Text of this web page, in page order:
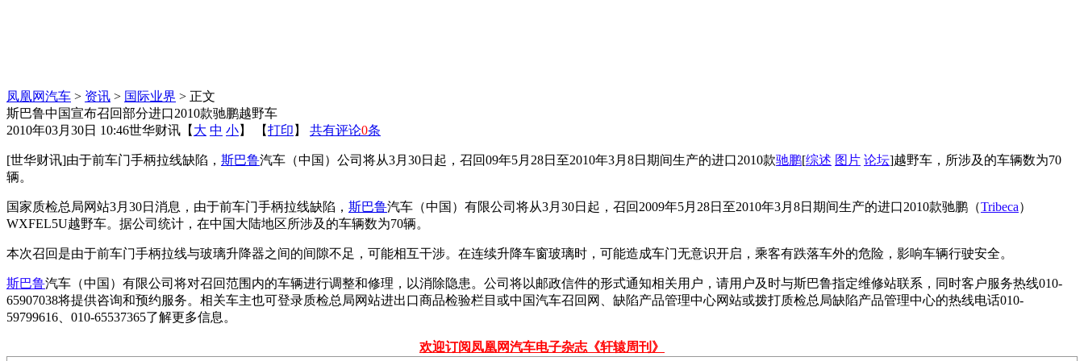
凤凰网汽车 > 资讯 > 国际业界 > 正文
斯巴鲁中国宣布召回部分进口2010款驰鹏越野车
2010年03月30日 10:46世华财讯 【 大 中 小】 【打印 】 共有评论0条
[世华财讯]由于前车门手柄拉线缺陷， 斯巴鲁汽车（中国）公司将从3月30日起，召回09年5月28日至2010年3月8日期间生产的进口2010款驰鹏[综述 图片 论坛]越野车，所涉及的车辆数为70
辆。
国家质检总局网站3月30日消息，由于前车门手柄拉线缺陷， 斯巴鲁汽车（中国）有限公司将从3月30日起，召回2009年5月28日至2010年3月8日期间生产的进口2010款驰鹏（Tribeca）
WXFEL5U越野车。据公司统计，在中国大陆地区所涉及的车辆数为70辆。
本次召回是由于前车门手柄拉线与玻璃升降器之间的间隙不足，可能相互干涉。在连续升降车窗玻璃时，可能造成车门无意识开启，乘客有跌落车外的危险，影响车辆行驶安全。
斯巴鲁汽车（中国）有限公司将对召回范围内的车辆进行调整和修理，以消除隐患。公司将以邮政信件的形式通知相关用户，请用户及时与斯巴鲁指定维修站联系，同时客户服务热线010-
65907038将提供咨询和预约服务。相关车主也可登录质检总局网站进出口商品检验栏目或中国汽车召回网、缺陷产品管理中心网站或拨打质检总局缺陷产品管理中心的热线电话010-
59799616、010-65537365了解更多信息。
欢迎订阅凤凰网汽车电子杂志《轩辕周刊》